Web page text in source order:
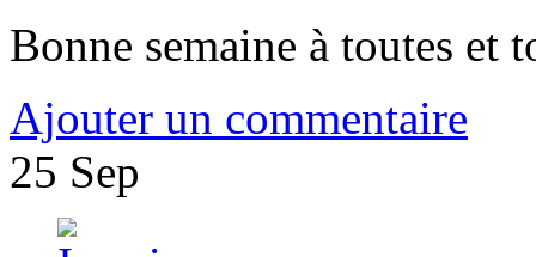
Bonne semaine à toutes et
Ajouter un commentaire
25 Sep